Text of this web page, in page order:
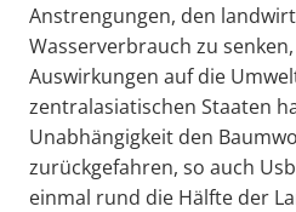
Anstrengungen, den
Wasserverbrauch zu
Auswirkungen auf die
zentralasiatischen Staaten
Unabhängigkeit den
zurückgefahren, so auch
einmal rund die Hälfte der